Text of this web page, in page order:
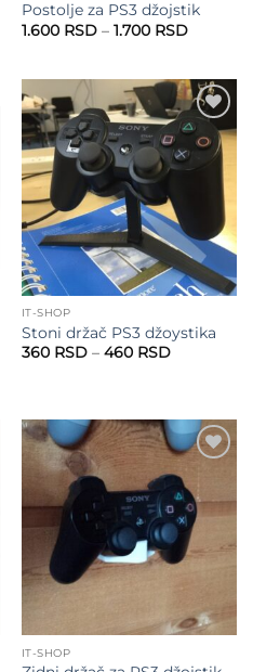
Postolje za PS3 džojstik
1.600 RSD – 1.700 RSDRaspon
do
1.700
Add to
wishlist
IT-SHOP
Stoni držač PS3 džoystika
360 RSD – 460 RSDRaspon
460 RSD
Add to
wishlist
IT-SHOP